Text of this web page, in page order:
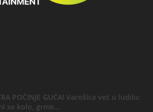
POČINJE GUČA! Varošica već u ludilu:
se kolo, grme...